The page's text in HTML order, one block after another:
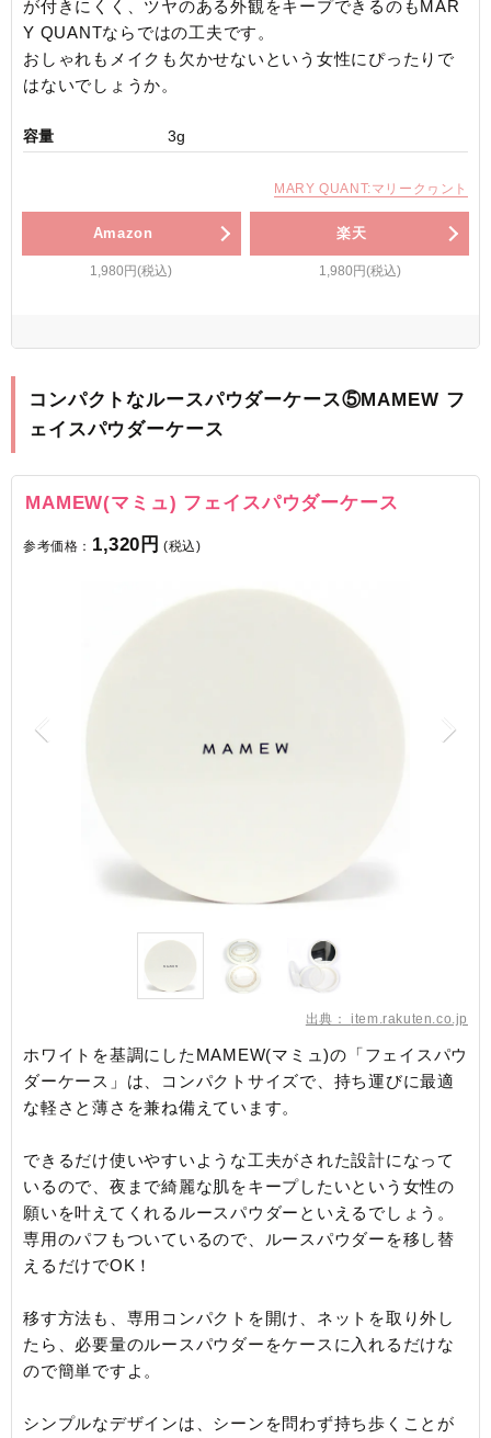
が付きにくく、ツヤのある外観をキープできるのもMAR
Y QUANTならではの工夫です。
おしゃれもメイクも欠かせないという女性にぴったりで
はないでしょうか。
容量 3g
MARY QUANT:マリークヮント
Amazon
1,980円(税込)
楽天
1,980円(税込)
コンパクトなルースパウダーケース⑤MAMEW フ
ェイスパウダーケース
MAMEW(マミュ) フェイスパウダーケース
参考価格： 1,320円 (税込)
出典：item.rakuten.co.jp
ホワイトを基調にしたMAMEW(マミュ)の「フェイスパウ
ダーケース」は、コンパクトサイズで、持ち運びに最適
な軽さと薄さを兼ね備えています。
できるだけ使いやすいような工夫がされた設計になって
いるので、夜まで綺麗な肌をキープしたいという女性の
願いを叶えてくれるルースパウダーといえるでしょう。
専用のパフもついているので、ルースパウダーを移し替
えるだけでOK！
移す方法も、専用コンパクトを開け、ネットを取り外し
たら、必要量のルースパウダーをケースに入れるだけな
ので簡単ですよ。
シンプルなデザインは、シーンを問わず持ち歩くことが